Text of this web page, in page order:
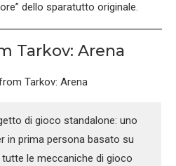
dello sparatutto originale.
Tarkov: Arena
di gioco standalone: uno
in prima persona basato su
le meccaniche di gioco